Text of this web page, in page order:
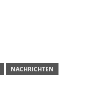
NACHRICHTEN